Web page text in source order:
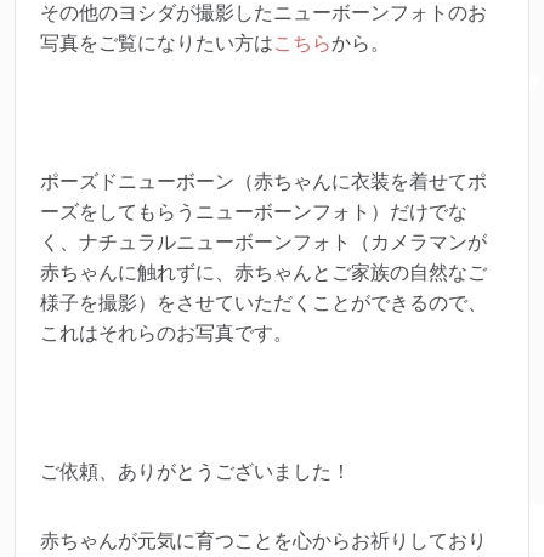
その他のヨシダが撮影したニューボーンフォトのお
写真をご覧になりたい方はこちらから。
ポーズドニューボーン（赤ちゃんに衣装を着せてポ
ーズをしてもらうニューボーンフォト）だけでな
く、ナチュラルニューボーンフォト（カメラマンが
赤ちゃんに触れずに、赤ちゃんとご家族の自然なご
様子を撮影）をさせていただくことができるので、
これはそれらのお写真です。
ご依頼、ありがとうございました！
赤ちゃんが元気に育つことを心からお祈りしており